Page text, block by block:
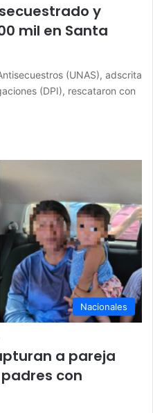
y
mil en Santa
(UNAS), adscrita
(DPI), rescataron con
Nacionales
a pareja
con